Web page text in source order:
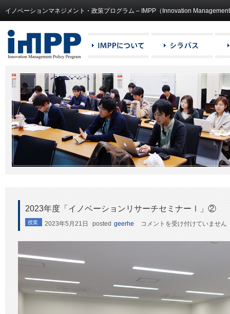
イノベーションマネジメント・政策プログラム – IMPP（Innovation
2023年度「イノベーションリサーチセミナーⅠ」②
授業 2023年5月21日 posted geerhe
2023
度
ベ
ー
シ
コメントを受け付けていません